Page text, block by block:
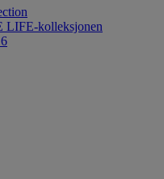
kolleksjonen